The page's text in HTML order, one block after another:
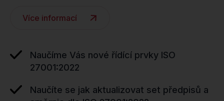
Více informací
Naučíme Vás nové řídící prvky ISO
27001:2022
Naučíte se jak aktualizovat set předpisů a